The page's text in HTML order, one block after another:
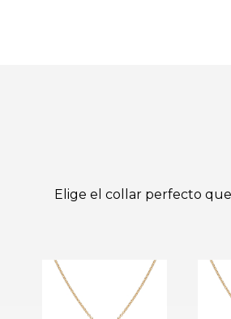
Elige el collar perfecto